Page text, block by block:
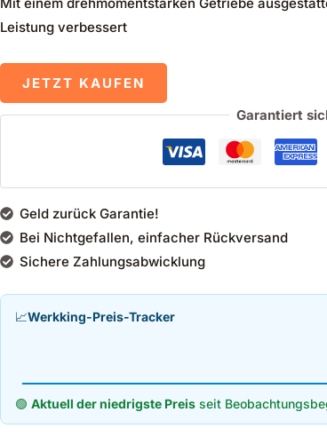
Leistung verbessert
JETZT KAUFEN
Garantiert
Geld zurück Garantie!
Bei Nichtgefallen, einfacher Rückversand
Sichere Zahlungsabwicklung
📈Werkking-Preis-Tracker
🟢 Aktuell der niedrigste Preisseit